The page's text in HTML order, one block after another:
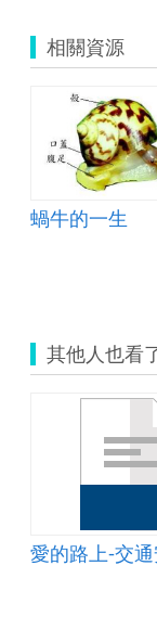
相關資源
蝸牛的一生
其他人也看
愛的路上-交